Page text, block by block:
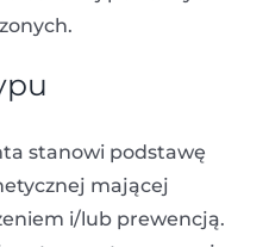
stanowi podstawę
mającej
i/lub prewencją.